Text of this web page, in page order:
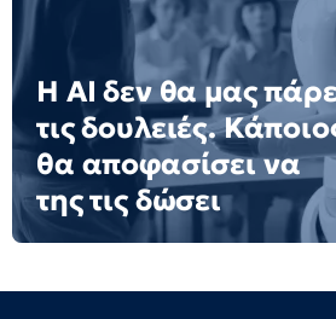
Η AI δεν θα μας
τις δουλειές.
θα αποφασίσει να
της τις δώσει